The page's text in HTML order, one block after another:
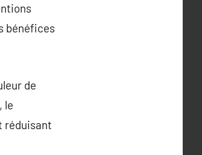
bénéfices
de
le
réduisant